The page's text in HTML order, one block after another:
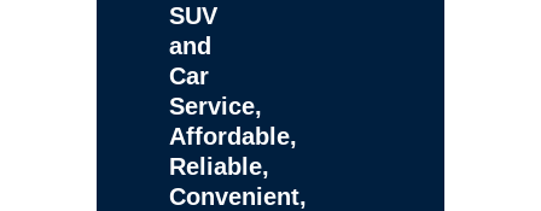
SUV
and
Car
Service,
Affordable,
Reliable,
Convenient,